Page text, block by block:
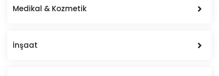
Medikal & Kozmetik
İnşaat